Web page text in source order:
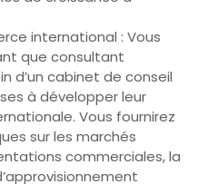
international : Vous
que consultant
d’un cabinet de conseil
à développer leur
Vous fournirez
sur les marchés
commerciales, la